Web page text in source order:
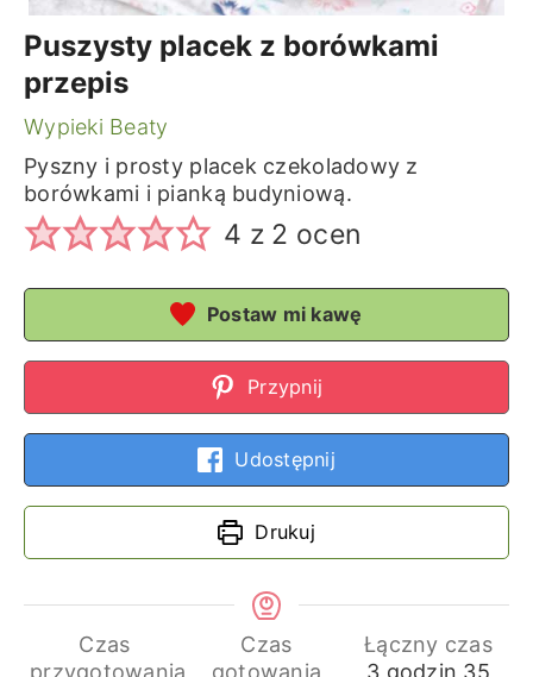
Puszysty placek z borówkami
przepis
Wypieki Beaty
Pyszny i prosty placek czekoladowy z
borówkami i pianką budyniową.
4 z 2 ocen
Postaw mi kawę
Przypnij
Udostępnij
Drukuj
Czas
przygotowania
Czas
gotowania
Łączny czas
3godziny
godzin 35